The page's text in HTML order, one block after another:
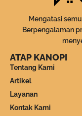
Mengatasi
Berpengalaman
ATAP KANOPI
Tentang Kami
Artikel
Layanan
Kontak Kami